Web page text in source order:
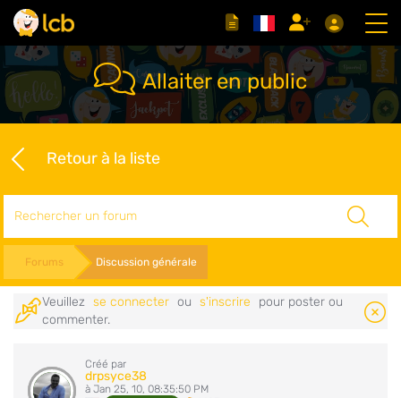
Allaiter en public
Retour à la liste
Forums Discussion générale
Veuillez se connecter ou s'inscrire
pour poster ou
commenter.
Créé par
drpsyce38
à Jan 25, 10, 08:35:50 PM